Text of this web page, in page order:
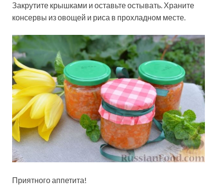
Закрутите крышками и оставьте остывать. Храните
консервы из овощей и риса в прохладном месте.
Приятного аппетита!